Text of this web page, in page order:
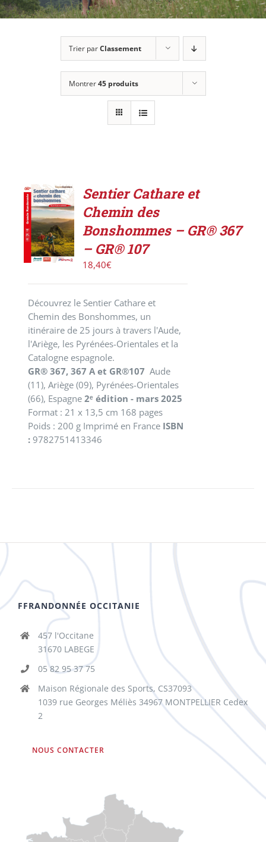
Trier parClassement
Montrer45 produits
ACHETER
LE
PRODUIT
/
DÉTAILS
Sentier Cathare et
Chemin des
Bonshommes – GR® 367
– GR® 107
18,40€
Découvrez le Sentier Cathare et
Chemin des Bonshommes, un
itinéraire de 25 jours à travers l'Aude,
l'Ariège, les Pyrénées-Orientales et la
Catalogne espagnole.
GR® 367, 367 A et GR®107 Aude
(11), Ariège (09), Pyrénées-Orientales
(66), Espagne2ᵉ édition - mars 2025
Format : 21 x 13,5 cm 168 pages
Poids : 200 g Imprimé en France ISBN
: 9782751413346
FFRANDONNÉE OCCITANIE
457 l'Occitane
31670 LABEGE
05 82 95 37 75
Maison Régionale des Sports, CS37093
1039 rue Georges Méliès 34967 MONTPELLIER Cedex
2
NOUS CONTACTER